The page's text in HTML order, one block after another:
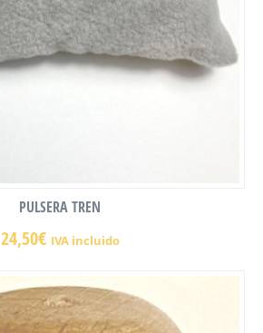
PULSERA TREN
24,50€ IVA incluido